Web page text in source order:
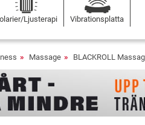
Ljusterapi Vibrationsplatta
Massage BLACKROLL